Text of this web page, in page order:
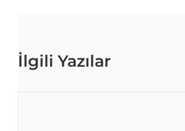
İlgili Yazılar